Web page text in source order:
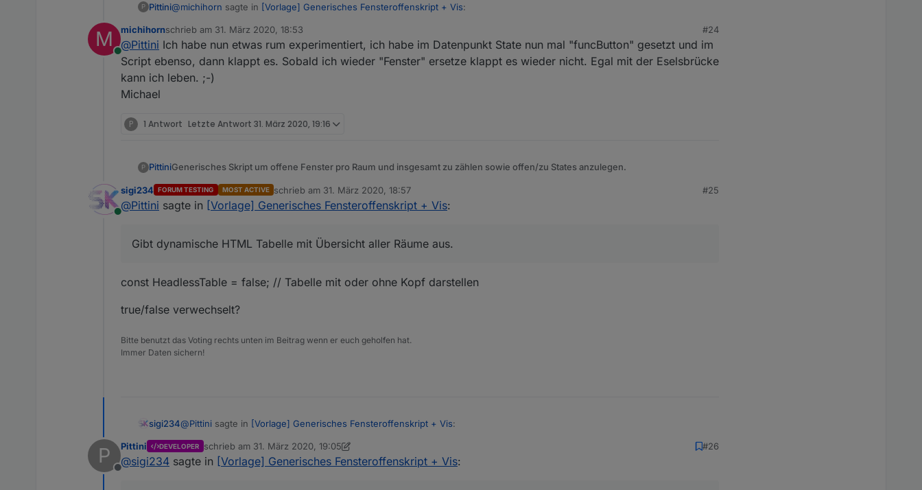
P Pittini@michihorn sagte in [Vorlage] Generisches Fensteroffenskript + Vis:
Wo kann ich ansetzen?
Wieder erst mal nach Änderung von Aufzählung JS Adapter neustarten. Wenns nicht klappt, im Skript logging auf true setzen
M
Online
michihornschrieb am 31. März 2020, 18:53
zuletzt editiert von
#24
@Pittini Ich habe nun etwas rum experimentiert, ich habe im Datenpunkt State nun mal "funcButton" gesetzt und im
Script ebenso, dann klappt es. Sobald ich wieder "Fenster" ersetze klappt es wieder nicht. Egal mit der Eselsbrücke
kann ich leben. ;-)
Michael
P 1 Antwort Letzte Antwort 31. März 2020, 19:16
P PittiniGenerisches Skript um offene Fenster pro Raum und insgesamt zu zählen sowie offen/zu States anzulegen.
Online
sigi234 FORUM TESTING MOST ACTIVE schrieb am 31. März 2020, 18:57
zuletzt editiert von
#25
@Pittini sagte in [Vorlage] Generisches Fensteroffenskript + Vis:
Gibt dynamische HTML Tabelle mit Übersicht aller Räume aus.
const HeadlessTable = false; // Tabelle mit oder ohne Kopf darstellen
true/false verwechselt?
Bitte benutzt das Voting rechts unten im Beitrag wenn er euch geholfen hat.
Immer Daten sichern!
sigi234@Pittini sagte in [Vorlage] Generisches Fensteroffenskript + Vis:
Gibt dynamische HTML Tabelle mit Übersicht aller Räume aus.
P
Offline
Pittini DEVELOPER schrieb am 31. März 2020, 19:05
zuletzt editiert von Pittini
#26
@sigi234 sagte in [Vorlage] Generisches Fensteroffenskript + Vis: